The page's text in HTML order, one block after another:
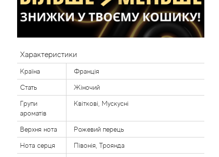
Характеристики
Країна Франція
Стать Жіночий
Групи
ароматів
Квіткові, Мускусні
Верхня нота Рожевий перець
Нота серця Півонія, Троянда